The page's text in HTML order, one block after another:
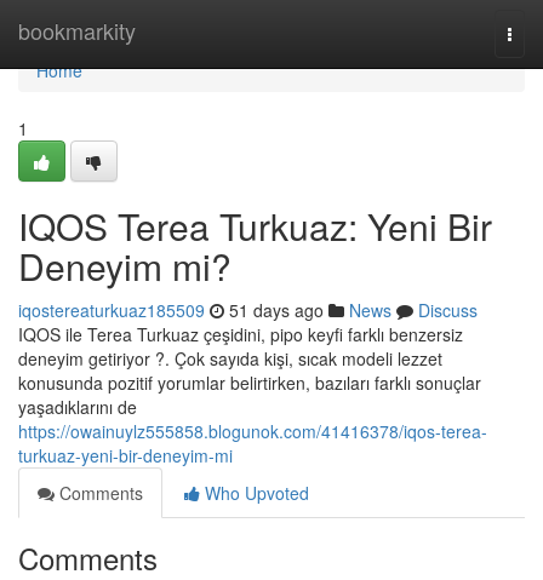
bookmarkity
Home
Home
1
IQOS Terea Turkuaz: Yeni Bir
Deneyim mi?
iqostereaturkuaz185509 51 days ago News
Discuss
IQOS ile Terea Turkuaz çeşidini, pipo keyfi farklı benzersiz
deneyim getiriyor ?. Çok sayıda kişi, sıcak modeli lezzet
konusunda pozitif yorumlar belirtirken, bazıları farklı sonuçlar
yaşadıklarını de
https://owainuylz555858.blogunok.com/41416378/iqos-terea-
turkuaz-yeni-bir-deneyim-mi
Comments
Who Upvoted
Comments